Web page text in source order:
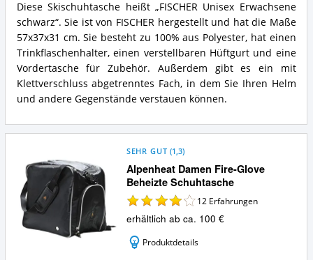
Diese Skischuhtasche heißt „FISCHER Unisex Erwachsene
schwarz“. Sie ist von FISCHER hergestellt und hat die Maße
57x37x31 cm. Sie besteht zu 100% aus Polyester, hat einen
Trinkflaschenhalter, einen verstellbaren Hüftgurt und eine
Vordertasche für Zubehör. Außerdem gibt es ein mit
Klettverschluss abgetrenntes Fach, in dem Sie Ihren Helm
und andere Gegenstände verstauen können.
Alpenheat Damen Fire-Glove
Beheizte Schuhtasche
SEHR GUT (1,3)
12 Erfahrungen
erhältlich ab ca. 100 €
Produktdetails